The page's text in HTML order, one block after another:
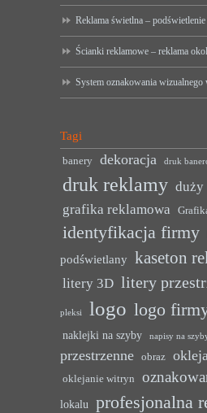
Reklama świetlna –
Ścianki reklamowe – reklama
System oznakowania
Tagi
banery dekoracja druk
druk reklamy duży
grafika reklamowa
identyfikacja firmy
podświetlany kaseton
litery 3D litery
pleksi logo logo
naklejki na szyby
napisy na
przestrzenne
obraz
oklejanie witryn
lokalu profesjonalna